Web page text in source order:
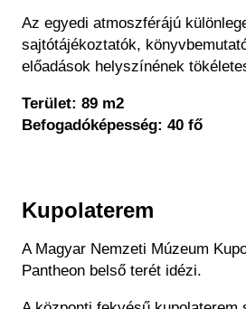
Az egyedi atmoszférájú
sajtótájékoztatók,
előadások helyszínének
Terület: 89 m2
Befogadóképesség: 40 fő
Kupolaterem
A Magyar Nemzeti Múzeum
Pantheon belső terét idézi.